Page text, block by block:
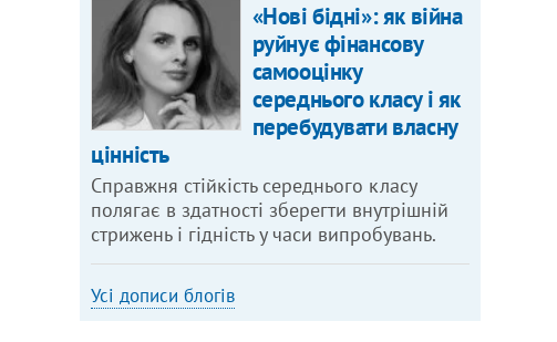
«Нові бідні»: як війна
руйнує фінансову
самооцінку
середнього класу і як
перебудувати власну
цінність
Справжня стійкість середнього класу
полягає в здатності зберегти внутрішній
стрижень і гідність у часи випробувань.
Усі дописи блогів